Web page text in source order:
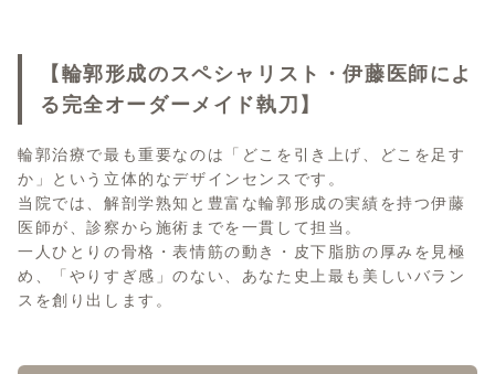
【輪郭形成のスペシャリスト・伊藤医師によ
る完全オーダーメイド執刀】
輪郭治療で最も重要なのは「どこを引き上げ、どこを足す
か」という立体的なデザインセンスです。
当院では、解剖学熟知と豊富な輪郭形成の実績を持つ伊藤
医師が、診察から施術までを一貫して担当。
一人ひとりの骨格・表情筋の動き・皮下脂肪の厚みを見極
め、「やりすぎ感」のない、あなた史上最も美しいバラン
スを創り出します。